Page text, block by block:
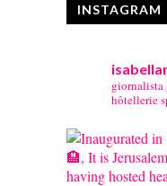
INSTAGRAM
giornalista
hôtellerie